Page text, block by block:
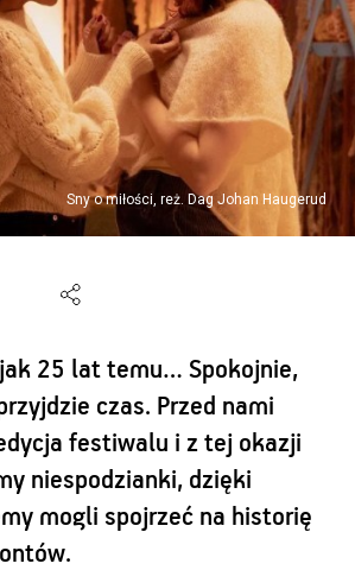
Sny o miłości, reż. Dag Johan Haugerud
25 lat temu… Spokojnie,
czas. Przed nami
festiwalu i z tej okazji
niespodzianki, dzięki
mogli spojrzeć na historię